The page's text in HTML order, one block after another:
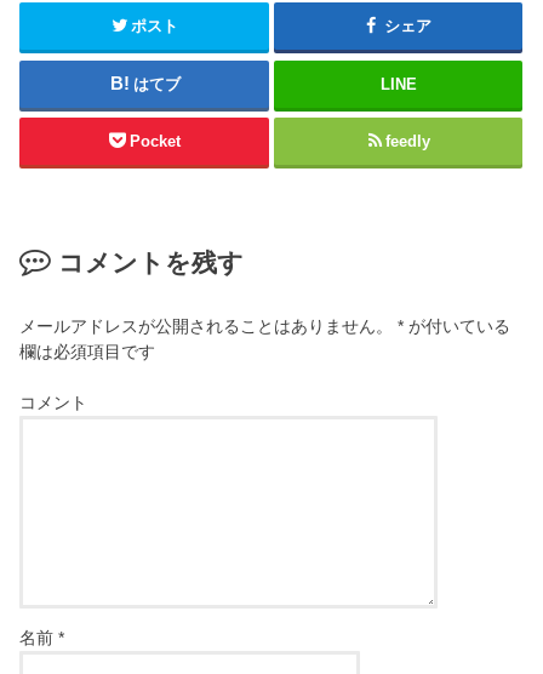
ポスト シェア
はてブ LINE
Pocket feedly
コメントを残す
メールアドレスが公開されることはありません。 * が付いている
欄は必須項目です
コメント
名前*